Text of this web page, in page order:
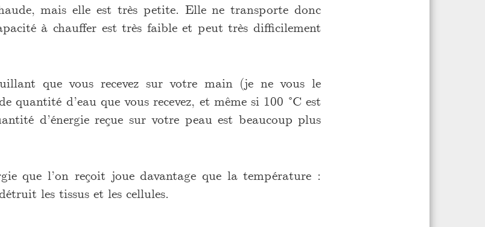
mais elle est très petite. Elle ne transporte donc
à chauffer est très faible et peut très difficilement
que vous recevez sur votre main (je ne vous le
quantité d’eau que vous recevez, et même si 100 °C est
d’énergie reçue sur votre peau est beaucoup plus
que l’on reçoit joue davantage que la température :
les tissus et les cellules.